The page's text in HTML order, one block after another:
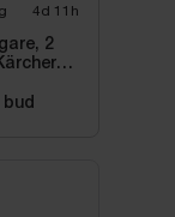
4d 11h
2
bud